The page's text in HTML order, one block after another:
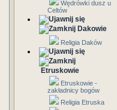
Wędrówki dusz u
Celtów
Dakowie
Religia Daków
Etruskowie
Etruskowie -
zakładnicy bogów
Religia Etruska